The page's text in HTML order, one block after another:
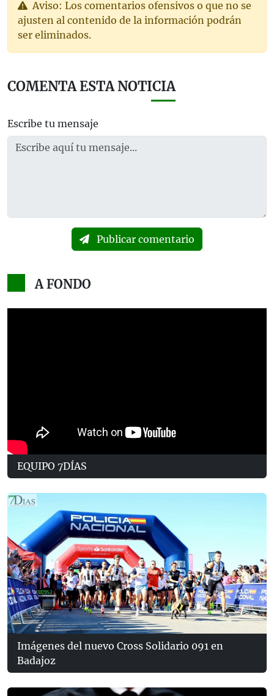
Aviso: Los comentarios ofensivos o que no se
ajusten al contenido de la información podrán
ser eliminados.
COMENTA ESTA NOTICIA
Escribe tu mensaje
Publicar comentario
A FONDO
EQUIPO 7DÍAS
Imágenes del nuevo Cross Solidario 091 en
Badajoz